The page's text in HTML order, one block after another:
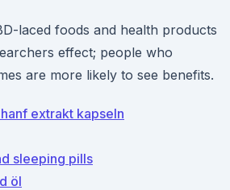
laced foods and health products
effect; people who
are more likely to see benefits.
extrakt kapseln
sleeping pills
öl